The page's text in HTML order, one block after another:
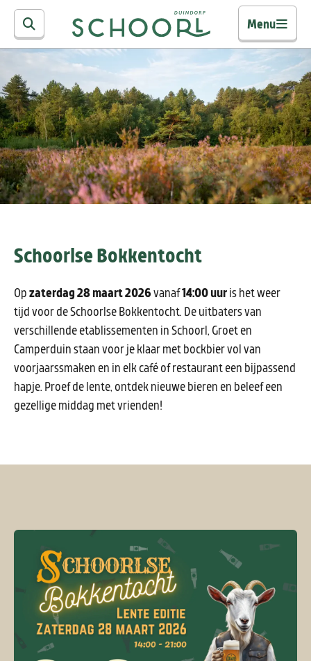
Menu
Schoorlse Bokkentocht
Opzaterdag 28 maart2026vanaf14:00 uuris het weer
tijd voor de Schoorlse Bokkentocht. De uitbaters van
verschillende etablissementen in Schoorl, Groet en
Camperduin staan voor je klaar met bockbier vol van
voorjaarssmaken en in elk café of restaurant een bijpassend
hapje. Proef de lente, ontdek nieuwe bieren en beleef een
gezellige middag met vrienden!